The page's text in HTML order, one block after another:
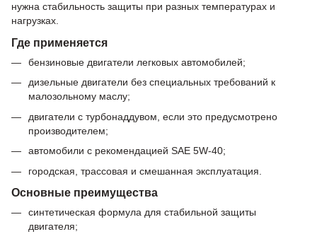
нужна стабильность защиты при разных температурах и
нагрузках.
Где применяется
бензиновые двигатели легковых автомобилей;
дизельные двигатели без специальных требований к
малозольному маслу;
двигатели с турбонаддувом, если это предусмотрено
производителем;
автомобили с рекомендацией SAE 5W-40;
городская, трассовая и смешанная эксплуатация.
Основные преимущества
синтетическая формула для стабильной защиты
двигателя;